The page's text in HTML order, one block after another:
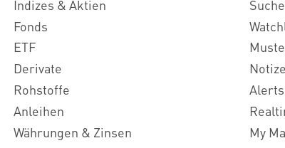
Indizes & Aktien
Fonds
ETF
Derivate
Rohstoffe
Anleihen
Währungen & Zinsen
Suche
Alerts
My